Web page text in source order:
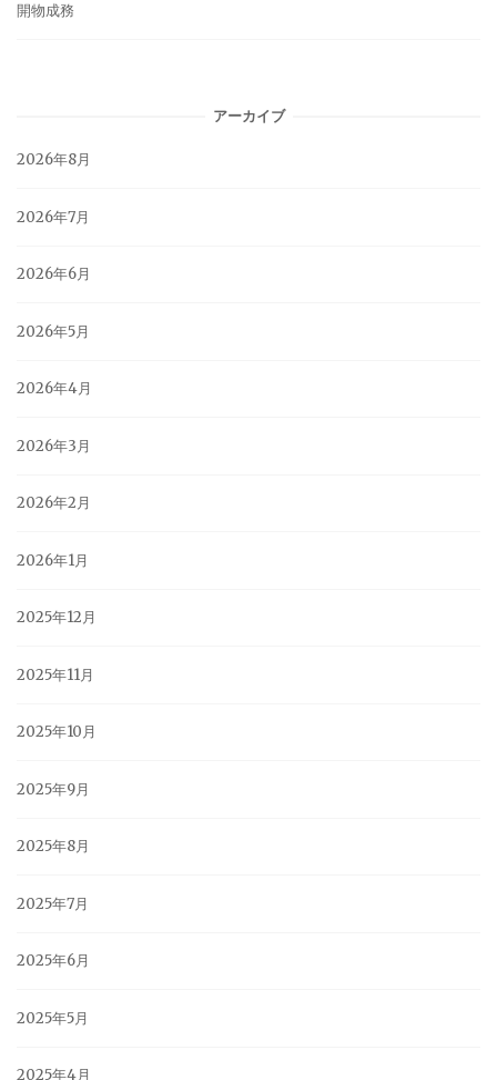
開物成務
アーカイブ
2026年8月
2026年7月
2026年6月
2026年5月
2026年4月
2026年3月
2026年2月
2026年1月
2025年12月
2025年11月
2025年10月
2025年9月
2025年8月
2025年7月
2025年6月
2025年5月
2025年4月